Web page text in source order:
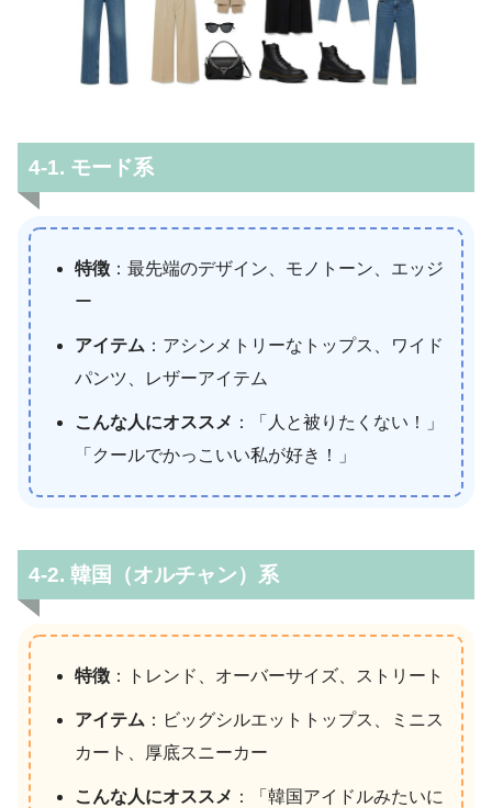
4-1. モード系
特徴 ：最先端のデザイン、モノトーン、エッジ
ー
アイテム ：アシンメトリーなトップス、ワイド
パンツ、レザーアイテム
こんな人にオススメ ：「人と被りたくない！」
「クールでかっこいい私が好き！」
4-2. 韓国（オルチャン）系
特徴 ：トレンド、オーバーサイズ、ストリート
アイテム ：ビッグシルエットトップス、ミニス
カート、厚底スニーカー
こんな人にオススメ ：「韓国アイドルみたいに